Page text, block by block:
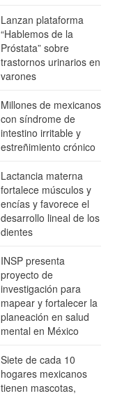
Lanzan plataforma
“Hablemos de la
Próstata” sobre
trastornos urinarios en
varones
Millones de mexicanos
con síndrome de
intestino irritable y
estreñimiento crónico
Lactancia materna
fortalece músculos y
encías y favorece el
desarrollo lineal de los
dientes
INSP presenta
proyecto de
investigación para
mapear y fortalecer la
planeación en salud
mental en México
Siete de cada 10
hogares mexicanos
tienen mascotas,